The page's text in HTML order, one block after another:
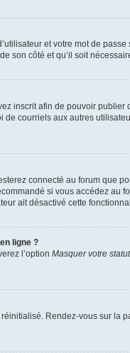
et votre mot de
son côté et qu’il soit
inscrit afin de pouvoir
courriels aux autres
connecté au forum que
si vous accédez
ait désactivé cette
ligne ?
l’option Masquer votre
Rendez-vous sur la